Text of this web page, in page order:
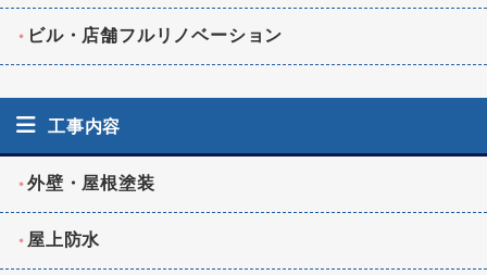
ビル・店舗フルリノベーション
工事内容
外壁・屋根塗装
屋上防水